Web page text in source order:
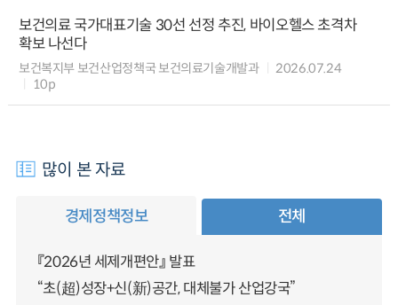
보건의료 국가대표기술 30선 선정 추진, 바이오헬스 초격차
확보 나선다
보건복지부 보건산업정책국 보건의료기술개발과
2026.07.24
10p
많이 본 자료
경제정책정보 전체
『2026년 세제개편안』 발표
“초(超)성장+신(新)공간, 대체불가 산업강국”